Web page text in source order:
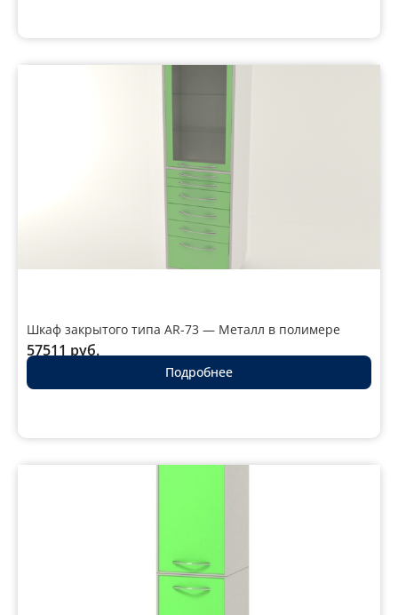
Шкаф закрытого типа AR-73 — Металл в полимере
57511 руб.
Подробнее